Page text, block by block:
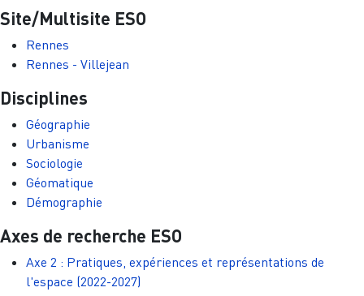
Site/Multisite ESO
Rennes
Rennes - Villejean
Disciplines
Géographie
Urbanisme
Sociologie
Géomatique
Démographie
Axes de recherche ESO
Axe 2 : Pratiques, expériences et représentations de
l'espace (2022-2027)